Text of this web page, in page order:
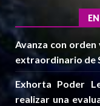
Avanza con
extraordinario de
Exhorta Poder
realizar una